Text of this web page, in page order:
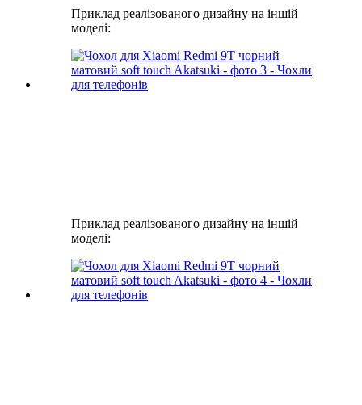
Приклад реалізованого дизайну на іншій
моделі:
Приклад реалізованого дизайну на іншій
моделі: